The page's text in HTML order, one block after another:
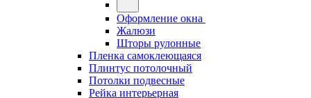
Оформление окна
Жалюзи
Шторы рулонные
Пленка самоклеющаяся
Плинтус потолочный
Потолки подвесные
Рейка интерьерная